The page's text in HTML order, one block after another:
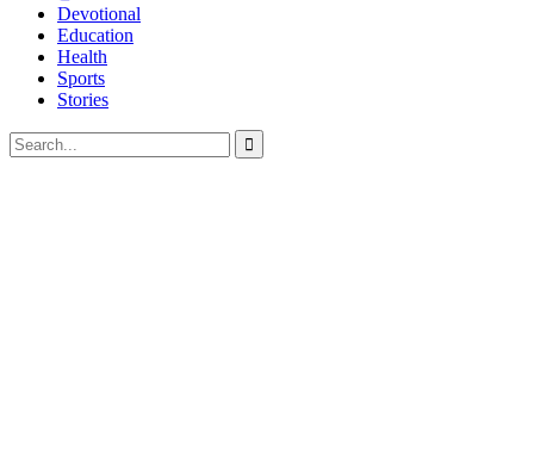
Devotional
Education
Health
Sports
Stories